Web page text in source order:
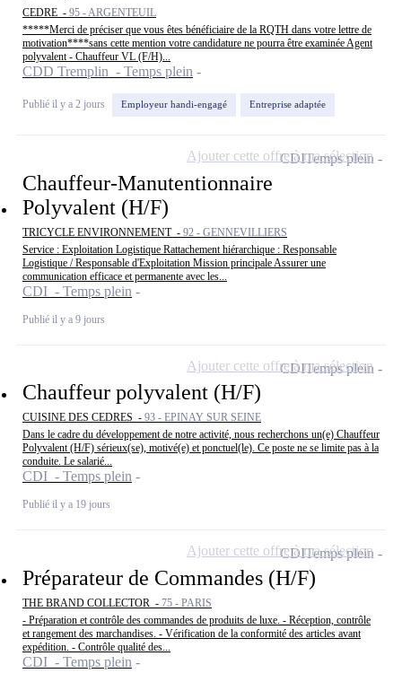
CEDRE - 95 - ARGENTEUIL
*****Merci de préciser que vous êtes bénéficiaire de la RQTH dans votre lettre de
motivation****sans cette mention votre candidature ne pourra être examinée Agent
polyvalent - Chauffeur VL (F/H)...
CDD Tremplin - Temps plein
Publié il y a 2 jours Employeur handi-engagé Entreprise adaptée
Chauffeur-Manutentionnaire
Polyvalent (H/F)
TRICYCLE ENVIRONNEMENT - 92 - GENNEVILLIERS
Service : Exploitation Logistique Rattachement hiérarchique : Responsable
Logistique / Responsable d'Exploitation Mission principale Assurer une
communication efficace et permanente avec les...
CDI - Temps plein
Publié il y a 9 jours
CDITemps plein
Ajouter cette offre à ma sélection
Chauffeur polyvalent (H/F)
CUISINE DES CEDRES - 93 - EPINAY SUR SEINE
Dans le cadre du développement de notre activité, nous recherchons un(e) Chauffeur
Polyvalent (H/F) sérieux(se), motivé(e) et ponctuel(le). Ce poste ne se limite pas à la
conduite. Le salarié...
CDI - Temps plein
Publié il y a 19 jours
CDITemps plein
Ajouter cette offre à ma sélection
Préparateur de Commandes (H/F)
THE BRAND COLLECTOR - 75 - PARIS
- Préparation et contrôle des commandes de produits de luxe. - Réception, contrôle
et rangement des marchandises. - Vérification de la conformité des articles avant
expédition. - Contrôle qualité des...
CDI - Temps plein
CDITemps plein
Ajouter cette offre à ma sélection